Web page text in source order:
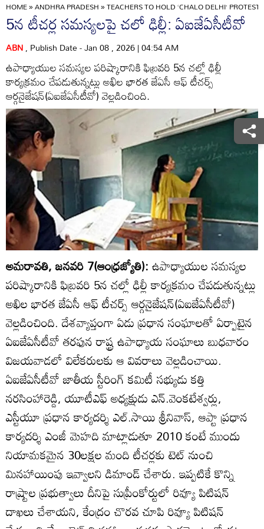
HOME»ANDHRA PRADESH»TEACHERS TO HOLD ‘CHALO DELHI’
5న టీచర్ల సమస్యలపై చలో ఢిల్లీ: ఏఐజేఏసీటీవో
ABN, Publish Date - Jan 08 , 2026 | 04:54 AM
ఉపాధ్యాయుల సమస్యల పరిష్కారానికి ఫిబ్రవరి 5న చల్లో ఢిల్లీ
కార్యక్రమం చేపడుతున్నట్లు అఖిల భారత జేఏసీ ఆఫ్‌ టీచర్స్‌
ఆర్గనైజేషన్‌(ఏఐజేఏసీటీవో) వెల్లడించింది.
అమరావతి, జనవరి 7(ఆంధ్రజ్యోతి):ఉపాధ్యాయుల సమస్యల
పరిష్కారానికి ఫిబ్రవరి 5న చల్లో ఢిల్లీ కార్యక్రమం చేపడుతున్నట్లు
అఖిల భారత జేఏసీ ఆఫ్‌ టీచర్స్‌ ఆర్గనైజేషన్‌(ఏఐజేఏసీటీవో)
వెల్లడించింది. దేశవ్యాప్తంగా ఏడు ప్రధాన సంఘాలతో ఏర్పాటైన
ఏఐజేఏసీటీవో తరఫున రాష్ట్ర ఉపాధ్యాయ సంఘాలు బుధవారం
విజయవాడలో విలేకరులకు ఆ వివరాలు వెల్లడించాయి.
ఏఐజేఏసీటీవో జాతీయ స్టీరింగ్‌ కమిటీ సభ్యుడు కత్తి
నరసింహారెడ్డి, యూటీఎఫ్‌ అధ్యక్షుడు ఎన్‌.వెంకటేశ్వర్లు,
ఎస్టీయూ ప్రధాన కార్యదర్శి ఎల్‌.సాయి శ్రీనివాస్‌, ఆప్టా ప్రధాన
కార్యదర్శి ఎంజీ మెహది మాట్లాడుతూ 2010 కంటే ముందు
నియామకమైన 30లక్షల మంది టీచర్లకు టెట్‌ నుంచి
మినహాయింపు ఇవ్వాలని డిమాండ్‌ చేశారు. ఇప్పటికే కొన్ని
రాష్ర్టాల ప్రభుత్వాలు దీనిపై సుప్రీంకోర్టులో రివ్యూ పిటిషన్‌
దాఖలు చేశాయని, కేంద్రం చొరవ చూపి రివ్యూ పిటిషన్‌